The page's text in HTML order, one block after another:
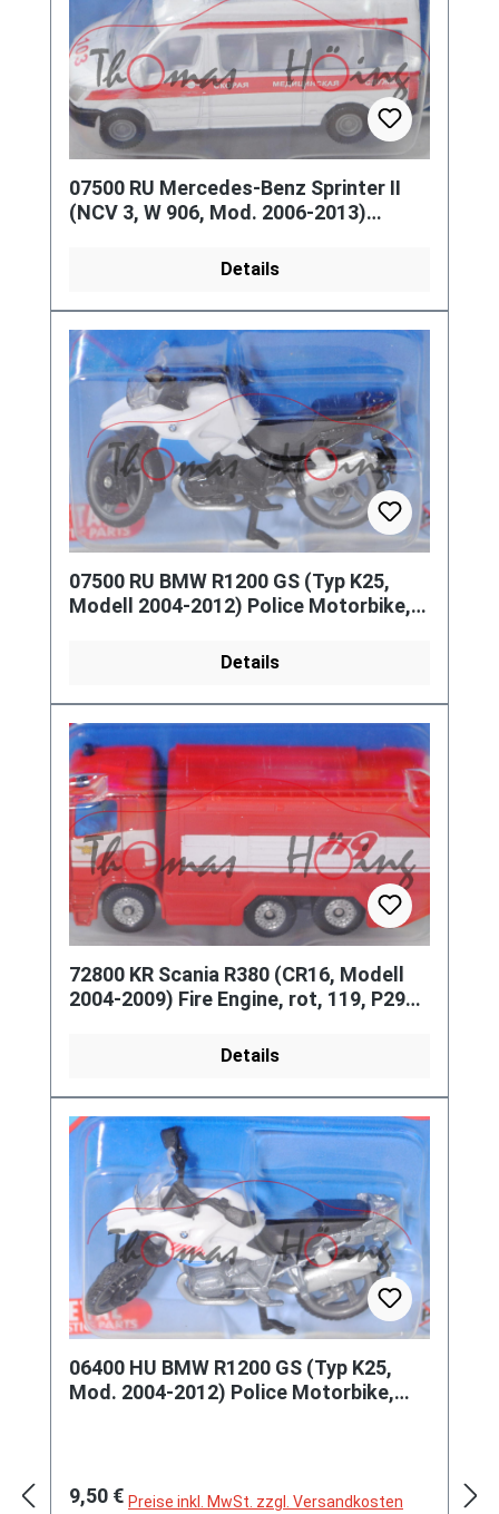
07500 RU Mercedes-Benz Sprinter II
(NCV 3, W 906, Mod. 2006-2013)
Details
07500 RU BMW R1200 GS (Typ K25,
Modell 2004-2012) Police Motorbike,
Details
72800 KR Scania R380 (CR16, Modell
2004-2009) Fire Engine, rot, 119, P29e
Details
06400 HU BMW R1200 GS (Typ K25,
Mod. 2004-2012) Police Motorbike,
Regulärer Preis:
9,50 € Preise inkl. MwSt. zzgl. Versandkosten